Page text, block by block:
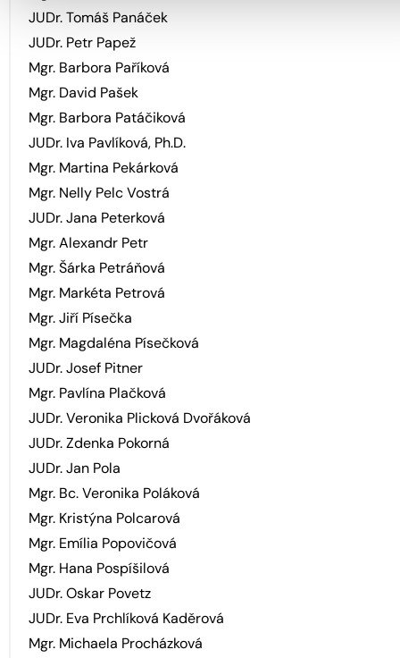
JUDr. Tomáš Panáček
JUDr. Petr Papež
Mgr. Barbora Paříková
Mgr. David Pašek
Mgr. Barbora Patáčiková
JUDr. Iva Pavlíková, Ph.D.
Mgr. Martina Pekárková
Mgr. Nelly Pelc Vostrá
JUDr. Jana Peterková
Mgr. Alexandr Petr
Mgr. Šárka Petráňová
Mgr. Markéta Petrová
Mgr. Jiří Písečka
Mgr. Magdaléna Písečková
JUDr. Josef Pitner
Mgr. Pavlína Plačková
JUDr. Veronika Plicková Dvořáková
JUDr. Zdenka Pokorná
JUDr. Jan Pola
Mgr. Bc. Veronika Poláková
Mgr. Kristýna Polcarová
Mgr. Emília Popovičová
Mgr. Hana Pospíšilová
JUDr. Oskar Povetz
JUDr. Eva Prchlíková Kaděrová
Mgr. Michaela Procházková